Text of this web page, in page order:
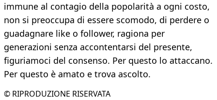
immune al contagio della popolarità a ogni costo,
non si preoccupa di essere scomodo, di perdere o
guadagnare like o follower, ragiona per
generazioni senza accontentarsi del presente,
figuriamoci del consenso. Per questo lo attaccano.
Per questo è amato e trova ascolto.
© RIPRODUZIONE RISERVATA